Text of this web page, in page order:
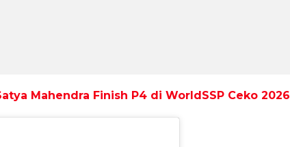
Mahendra Finish P4 di WorldSSP Ceko 2026